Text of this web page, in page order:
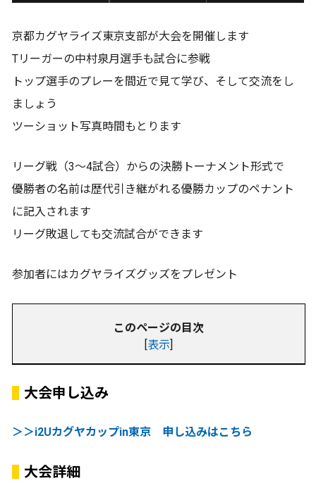
京都カグヤライズ東京支部が大会を開催します
Tリーガーの中村泉月選手も試合に参戦
トップ選手のプレーを間近で見て学び、そして交流をし
ましょう
ツーショット写真時間もとります
リーグ戦（3〜4試合）からの決勝トーナメント形式で
優勝者の名前は歴代引き継がれる優勝カップのペナント
に記入されます
リーグ敗退しても交流試合ができます
参加者にはカグヤライズグッズをプレゼント
このページの目次
[表示]
大会申し込み
＞＞i2Uカグヤカップin東京 申し込みはこちら
大会詳細